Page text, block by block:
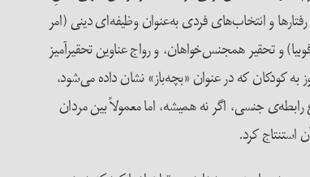
و انتخاب‌های فردی به‌عنوان وظیفه‌ای دینی (امر
و تحقیر همجنس‌خواهان، و رواج عناوین تحقیرآمیز
کودکان که در عنوان «بچه‌باز» نشان داده می‌شود،
جنسی، اگر نه همیشه، اما معمولاً بین مردان
استنتاج کرد.